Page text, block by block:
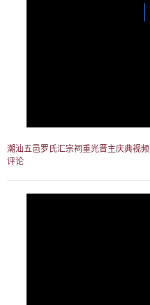
潮汕五邑罗氏汇宗祠重光晋主庆典视频
评论